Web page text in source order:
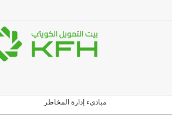
مبادىء إدارة المخاطر